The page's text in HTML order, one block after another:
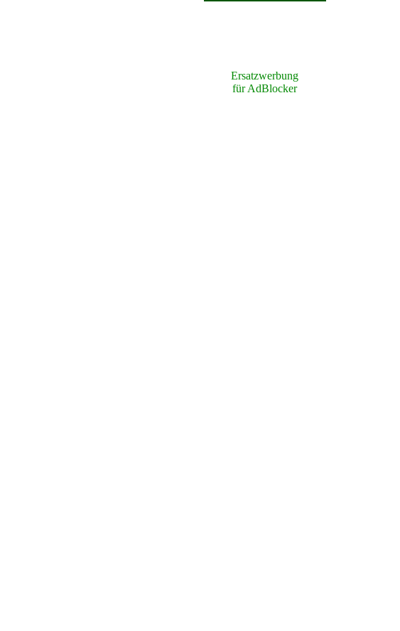
Ersatzwerbung
für AdBlocker